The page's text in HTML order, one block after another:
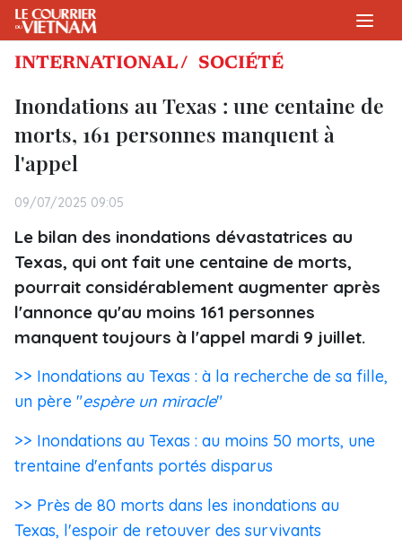
INTERNATIONAL / SOCIÉTÉ
Inondations au Texas : une centaine de
morts, 161 personnes manquent à
l'appel
09/07/2025 09:05
Le bilan des inondations dévastatrices au
Texas, qui ont fait une centaine de morts,
pourrait considérablement augmenter après
l'annonce qu'au moins 161 personnes
manquent toujours à l'appel mardi 9 juillet.
>> Inondations au Texas : à la recherche de sa fille,
un père "espère un miracle"
>> Inondations au Texas : au moins 50 morts, une
trentaine d'enfants portés disparus
>> Près de 80 morts dans les inondations au
Texas, l'espoir de retouver des survivants